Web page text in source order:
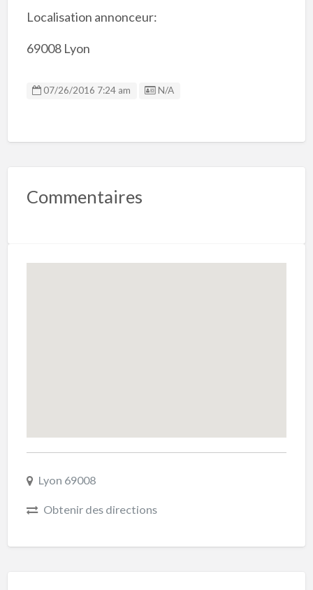
Localisation annonceur:
69008 Lyon
07/26/2016 7:24 am Listing ID
N/A
Commentaires
Lyon 69008
Obtenir des directions